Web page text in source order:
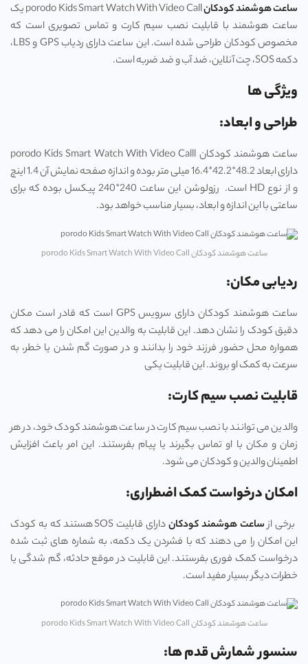
ساعت هوشمند کودکان
porodo Kids Smart Watch With Video Call یک
ساعت هوشمند با قابلیت نصب سیم کارت و تماس تصویری است که
مخصوص کودکان طراحی شده است. این ساعت دارای ردیاب GPS و LBS،
دکمه SOS، چت آنلاین، ضد آب و ضد ضربه است.
ویژگی ها
طراحی و ابعاد:
ساعت هوشمند کودکان porodo Kids Smart Watch With Video Calll
دارای ابعاد 48.2*42.2*16.4 میلی متر بوده و اندازه صفحه نمایش آن 1.4 اینچ
و از نوع HD است. رزولوشن این ساعت 240*240 پیکسل بوده که برای
ساعتی با این اندازه و ابعاد، بسیار مناسب خواهد بود.
ساعت هوشمند کودکان porodo Kids Smart Watch With Video Call
ردیابی مکان:
ساعت هوشمند کودکان دارای سرویس GPS است که قادر است مکان
دقیق کودک را نشان دهد. این قابلیت به والدین این امکان را می دهد که
همواره محل حضور فرزند خود را بدانند و در صورت گم شدن یا خطر، به
سرعت به کمک او بروند. این قابلیت یکی
قابلیت نصب سیم کارت:
والدین می توانند با نصب سیم کارت در ساعت هوشمند کودک خود، در هر
زمان و مکان با او تماس بگیرند یا پیام بفرستند. این امر باعث افزایش
اطمینان والدین و کودکان می شود.
امکان درخواست کمک اضطراری:
برخی ازساعت هوشمند کودکان
دارای قابلیت SOS هستند که به کودک
این امکان را می دهند که با فشردن یک دکمه، به شماره های ثبت شده
درخواست کمک فوری بفرستند. این قابلیت در موقع حادثه، گم شدگی یا
خطرات دیگر بسیار مفید است.
ساعت هوشمند کودکان porodo Kids Smart Watch With Video Call
سنسور شمارش قدم ها: